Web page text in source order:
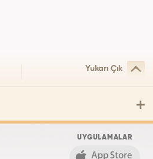
Yukarı Çık
UYGULAMALAR